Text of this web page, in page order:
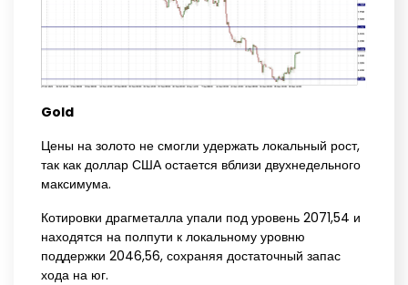
Gold
Цены на золото не смогли удержать локальный рост,
так как доллар США остается вблизи двухнедельного
максимума.
Котировки драгметалла упали под уровень 2071,54 и
находятся на полпути к локальному уровню
поддержки 2046,56, сохраняя достаточный запас
хода на юг.